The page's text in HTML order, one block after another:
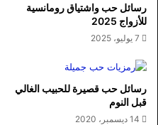
رسائل حب واشتياق رومانسية
للأزواج 2025
7 يوليو، 2025
رسائل حب قصيرة للحبيب الغالي
قبل النوم
14 ديسمبر، 2020